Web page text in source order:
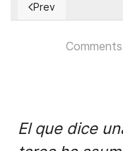
Previous article:
Prev
El que dice